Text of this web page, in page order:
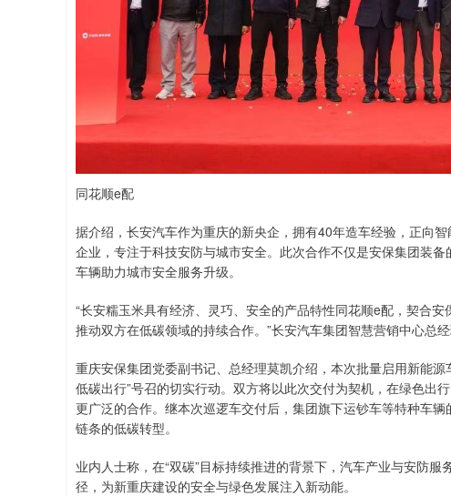
同花顺e配
据介绍，长安汽车作为重庆的新央企，拥有40年造车经验，正向
企业，专注于科技安防与城市安全。此次合作不仅是安保集团装
车辆助力城市安全服务升级。
“长安糯玉米具有经济、灵巧、安全的产品特性同花顺e配，契合
推动双方在低碳领域的持续合作。”长安汽车集团智慧营销中心总经
重庆安保集团党委副书记、总经理莫凯介绍，本次批量启用新能
低碳出行”号召的切实行动。双方将以此次交付为契机，在绿色出
更广泛的合作。继本次巡逻车交付后，集团旗下运钞车等特种车
链条的低碳转型。
业内人士称，在“双碳”目标持续推进的背景下，汽车产业与安防
径，为新重庆建设的安全与绿色发展注入新动能。